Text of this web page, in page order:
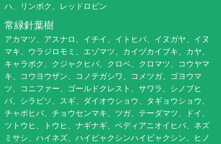
ハ、リンボク、レッドロビン
常緑針葉樹
アカマツ、アスナロ、イチイ、イトヒバ、イヌガヤ、イヌ
マキ、ウラジロモミ、エゾマツ、カイヅカイブキ、カヤ、
キャラボク、クジャクヒバ、クロベ、クロマツ、コウヤマ
キ、コウヨウザン、コノテガシワ、コメツガ、ゴヨウマ
ツ、コニファー、ゴールドクレスト、サワラ、シノブヒ
バ、シラビソ、スギ、ダイオウショウ、タギョウショウ、
チャボヒバ、チョウセンマキ、ツガ、テーダマツ、ドイ、
ツトウヒ、トウヒ、ナギナギ、ペディアニオイヒバ、ネズ
ミサシ、ハイネズ、ハイビャクシンハイビャクシン、ヒノ